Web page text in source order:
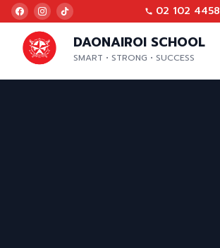
02 102 4458
DAONAIROI SCHOOL
SMART • STRONG • SUCCESS